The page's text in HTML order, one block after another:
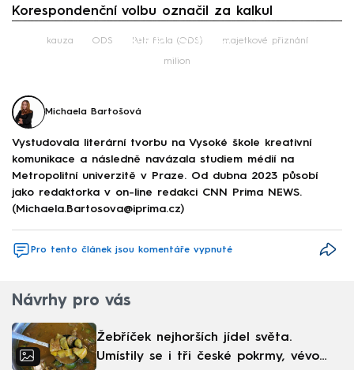
Korespondenční volbu označil za kalkul
Failed to fetch
kauza ODS Petr Fiala (ODS) majetkové přiznání
milion
Michaela Bartošová
Vystudovala literární tvorbu na Vysoké škole kreativní
komunikace a následně navázala studiem médií na
Metropolitní univerzitě v Praze. Od dubna 2023 působí
jako redaktorka v on-line redakci CNN Prima NEWS.
(Michaela.Bartosova@iprima.cz)
Pro tento článek jsou komentáře vypnuté
Návrhy pro vás
Žebříček nejhorších jídel světa.
Umístily se i tři české pokrmy, vévodí